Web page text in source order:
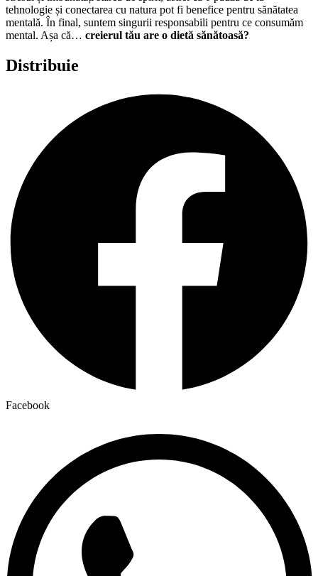
tehnologie și conectarea cu natura pot fi benefice pentru sănătatea
mentală. În final, suntem singurii responsabili pentru ce consumăm
mental. Așa că… creierul tău are o dietă sănătoasă?
Distribuie
Facebook